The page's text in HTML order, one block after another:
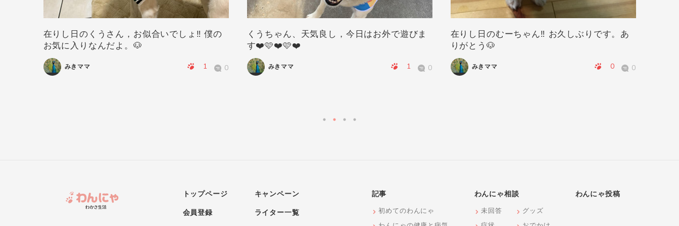
在りし日のくうさん，お似合いでしょ‼️ 僕の
お気に入りなんだよ。🐶
みきママ 1 0
くうちゃん、天気良し，今日はお外で遊びま
す❤️🩷❤️🩷❤️
みきママ 1 0
在りし日のむーちゃん‼️ お久しぶりです。あ
りがとう🐶
みきママ 0 0
トップページ
会員登録
キャンペーン
ライター一覧
記事
初めてのわんにゃ
わんにゃ相談
未回答
グッズ
わんにゃ投稿